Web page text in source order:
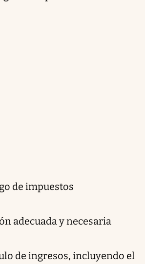
de impuestos
adecuada y necesaria
de ingresos, incluyendo el